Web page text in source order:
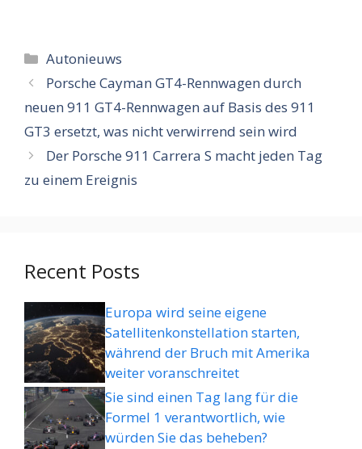
Categorieën
Autonieuws
Porsche Cayman GT4-Rennwagen durch
neuen 911 GT4-Rennwagen auf Basis des 911
GT3 ersetzt, was nicht verwirrend sein wird
Der Porsche 911 Carrera S macht jeden Tag
zu einem Ereignis
Recent Posts
Europa wird seine eigene
Satellitenkonstellation starten,
während der Bruch mit Amerika
weiter voranschreitet
Sie sind einen Tag lang für die
Formel 1 verantwortlich, wie
würden Sie das beheben?